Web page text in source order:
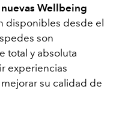
nuevas Wellbeing
disponibles desde el
son
total y absoluta
experiencias
su calidad de